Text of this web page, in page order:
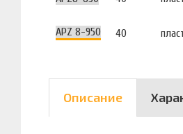
APZ 8-950 40
Описание